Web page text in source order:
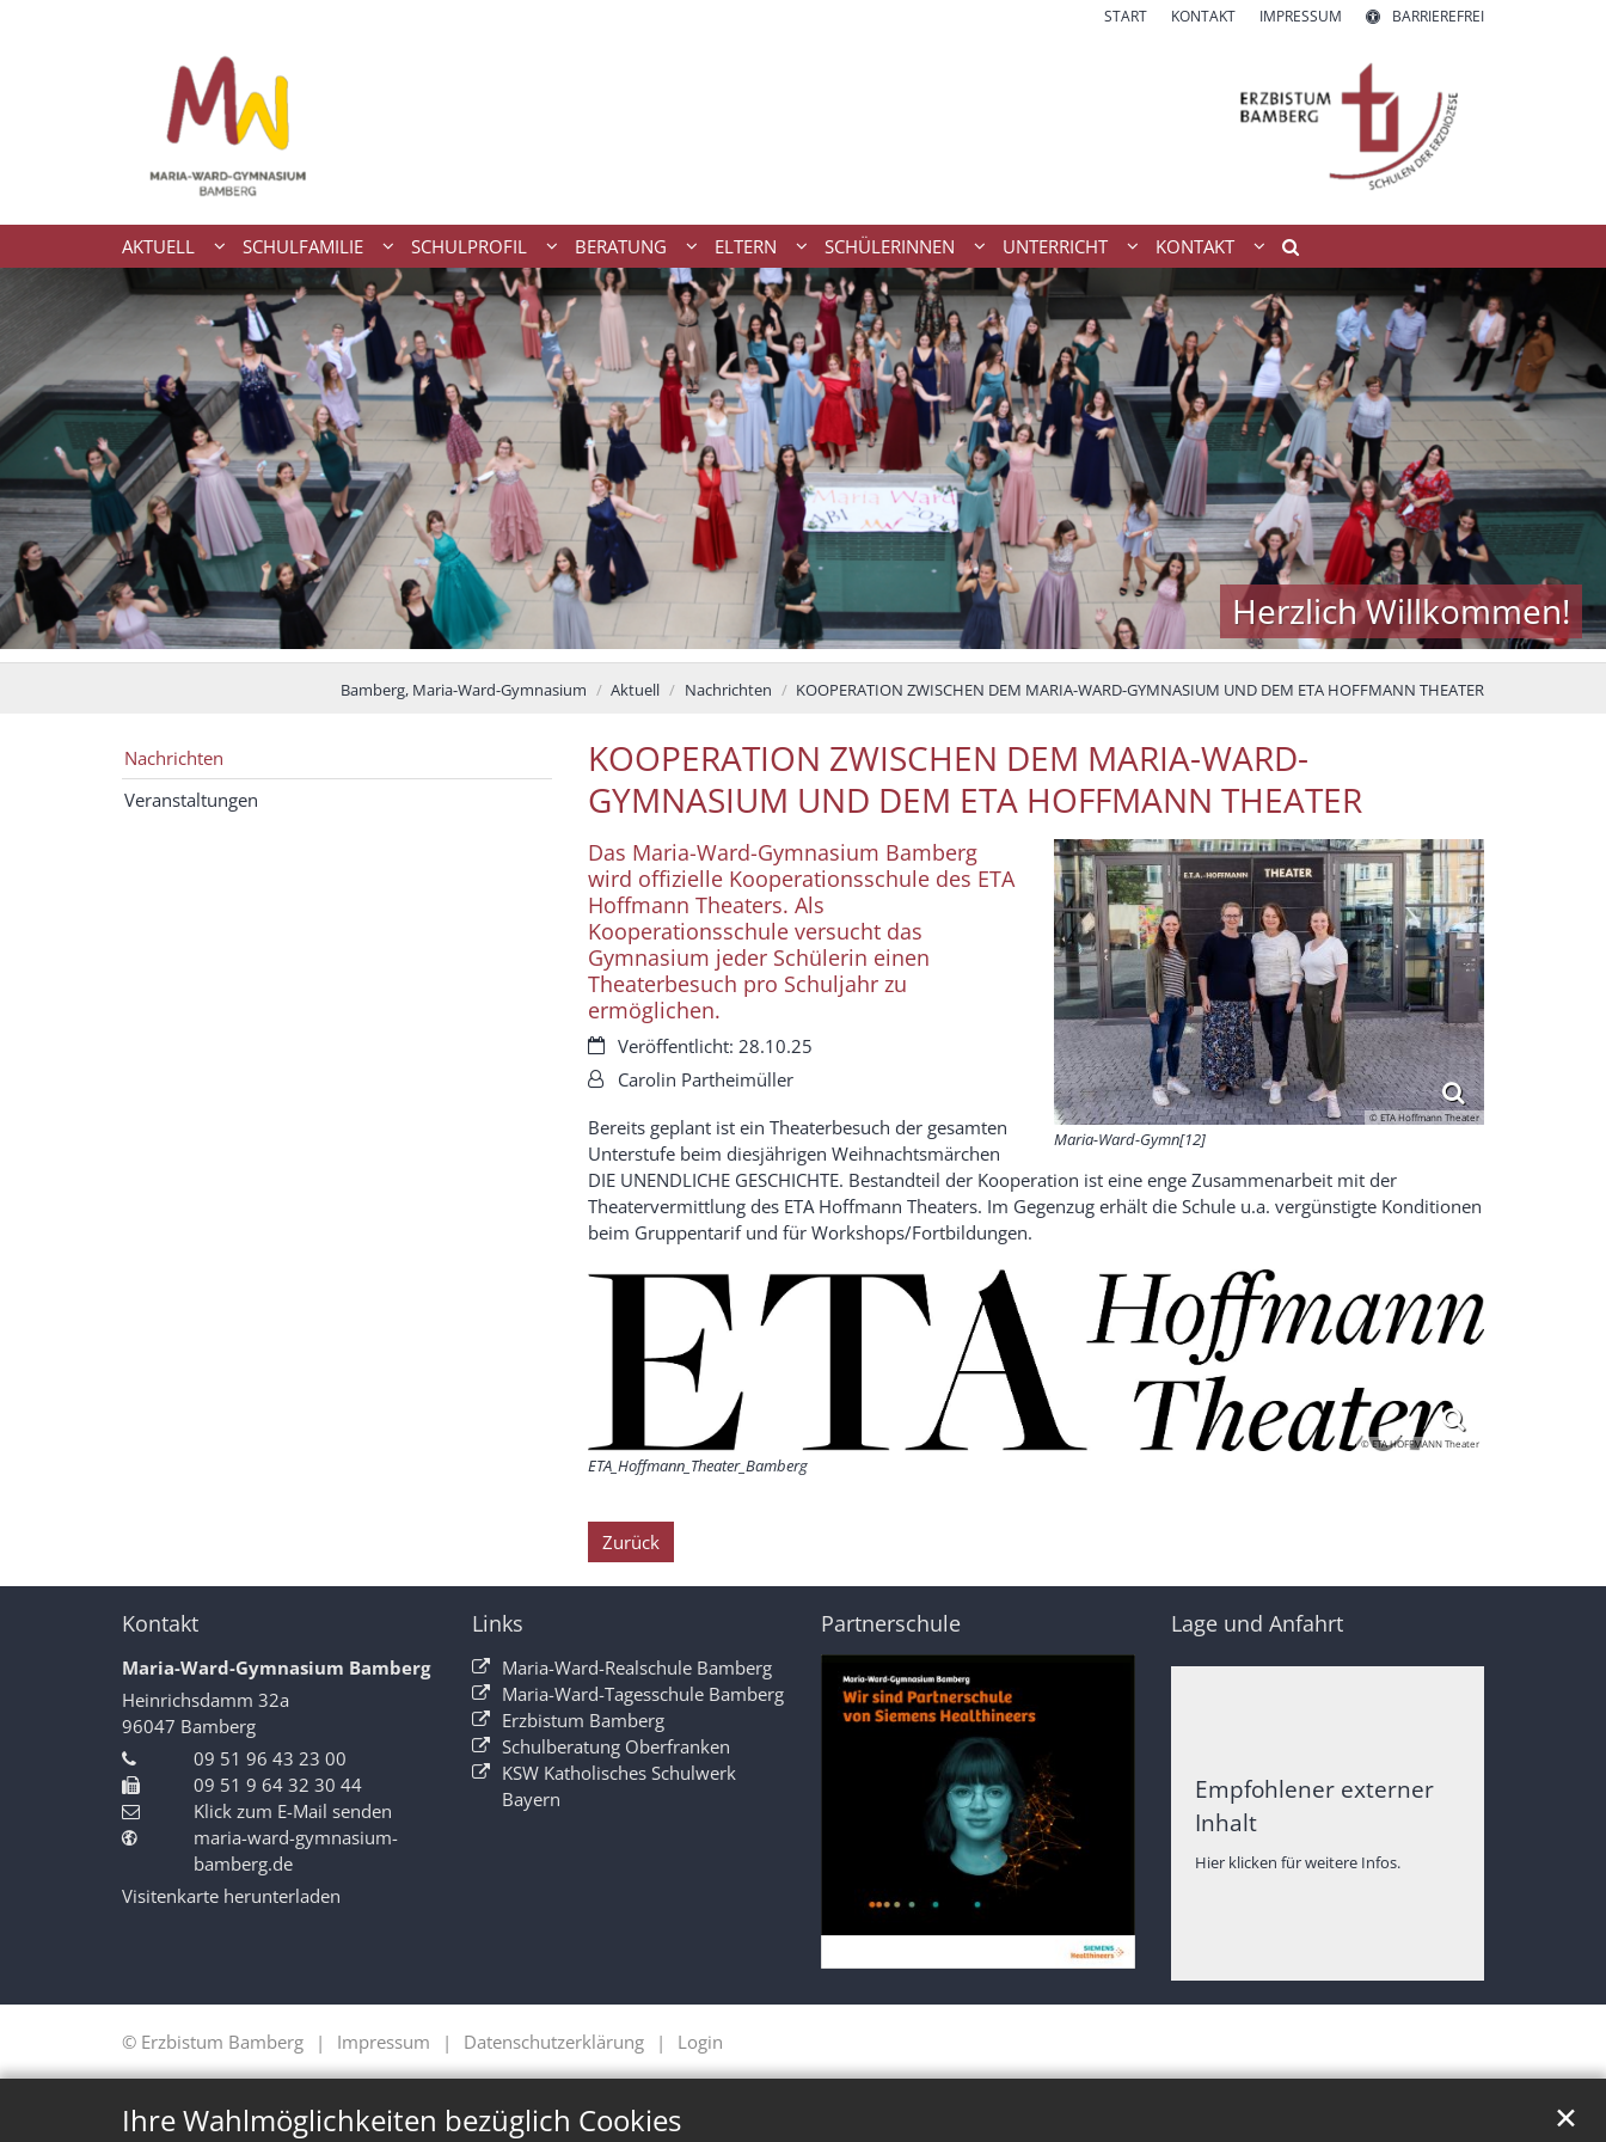
Ihre Wahlmöglichkeiten bezüglich Cookies ✕
START KONTAKT IMPRESSUM BARRIEREFREI
AKTUELL SCHULFAMILIE SCHULPROFIL BERATUNG ELTERN SCHÜLERINNEN UNTERRICHT KONTAKT
Herzlich Willkommen!
Bamberg, Maria-Ward-Gymnasium Aktuell Nachrichten KOOPERATION ZWISCHEN DEM MARIA-WARD-GYMNASIUM UND DEM ETA HOFFMANN THEATER
KOOPERATION ZWISCHEN DEM MARIA-WARD-
GYMNASIUM UND DEM ETA HOFFMANN THEATER
© ETA Hoffmann Theater
Maria-Ward-Gymn[12]
Das Maria-Ward-Gymnasium Bamberg
wird offizielle Kooperationsschule des ETA
Hoffmann Theaters. Als
Kooperationsschule versucht das
Gymnasium jeder Schülerin einen
Theaterbesuch pro Schuljahr zu
ermöglichen.
Datum:Veröffentlicht: 28.10.25
Von:Carolin Partheimüller
Bereits geplant ist ein Theaterbesuch der gesamten
Unterstufe beim diesjährigen Weihnachtsmärchen
DIE UNENDLICHE GESCHICHTE. Bestandteil der Kooperation ist eine enge Zusammenarbeit mit der
Theatervermittlung des ETA Hoffmann Theaters. Im Gegenzug erhält die Schule u.a. vergünstigte Konditionen
beim Gruppentarif und für Workshops/Fortbildungen.
© ETA HOFFMANN Theater
ETA_Hoffmann_Theater_Bamberg
Zurück
Nachrichten
Veranstaltungen
Kontakt
Maria-Ward-Gymnasium Bamberg
Heinrichsdamm 32a
96047 Bamberg
09 51 96 43 23 00
09 51 9 64 32 30 44
Klick zum E-Mail senden
maria-ward-gymnasium-
bamberg.de
Visitenkarte herunterladen
Links
Maria-Ward-Realschule Bamberg
Maria-Ward-Tagesschule Bamberg
Erzbistum Bamberg
Schulberatung Oberfranken
KSW Katholisches Schulwerk
Bayern
Partnerschule Lage und Anfahrt
Empfohlener externer
Inhalt
Hier klicken für weitere Infos.
© Erzbistum Bamberg Impressum Datenschutzerklärung Login